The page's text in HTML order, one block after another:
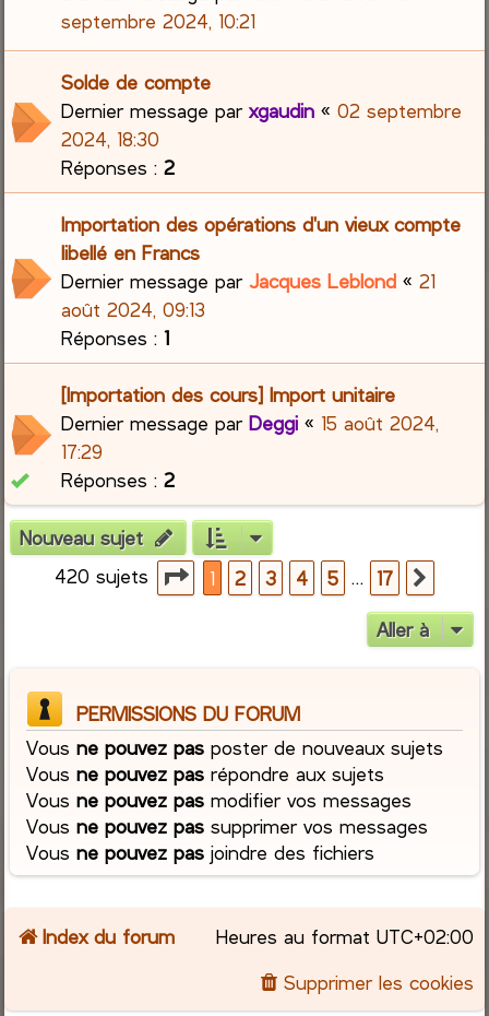
septembre 2024, 10:21
Solde de compte
Dernier message parxgaudin «02 septembre
2024, 18:30
Réponses :2
Importation des opérations d'un vieux compte
libellé en Francs
Dernier message parJacques Leblond «21
août 2024, 09:13
Réponses :1
[Importation des cours] Import unitaire
Dernier message parDeggi « 15 août 2024,
17:29
Réponses :2
Nouveau sujet
420 sujets
Page1sur 17
1 2 3 4 5 … 17
Aller à
PERMISSIONS DU FORUM
Vousne pouvez pas poster de nouveaux sujets
Vousne pouvez pas répondre aux sujets
Vousne pouvez pas modifier vos messages
Vousne pouvez pas supprimer vos messages
Vousne pouvez pas joindre des fichiers
Index du forum Heures au format UTC+02:00
Supprimer les cookies